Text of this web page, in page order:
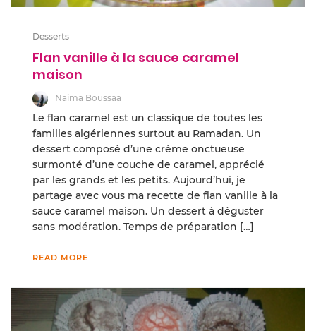
Desserts
Flan vanille à la sauce caramel
maison
Naima Boussaa
Le flan caramel est un classique de toutes les
familles algériennes surtout au Ramadan. Un
dessert composé d’une crème onctueuse
surmonté d’une couche de caramel, apprécié
par les grands et les petits. Aujourd’hui, je
partage avec vous ma recette de flan vanille à la
sauce caramel maison. Un dessert à déguster
sans modération. Temps de préparation […]
READ MORE